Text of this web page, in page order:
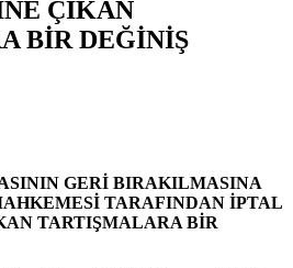
ÇIKAN
BİR DEĞİNİŞ
GERİ BIRAKILMASINA
TARAFINDAN İPTAL
TARTIŞMALARA BİR